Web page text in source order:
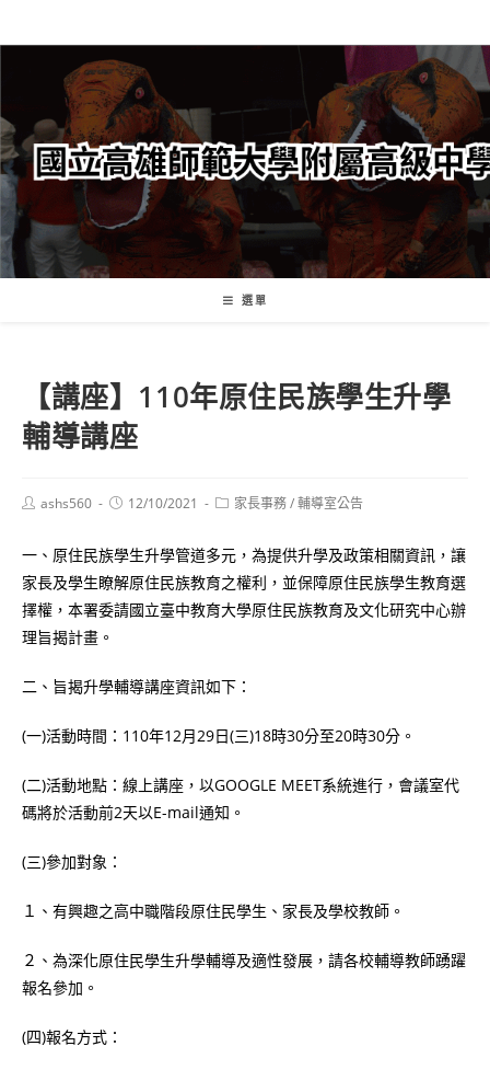
轉
要
內
容
選單
【講座】110年原住民族學生升學
輔導講座
Postashs560
Post12/10/2021
Post家長事務/輔導室公告
一、原住民族學生升學管道多元，為提供升學及政策相關資訊，讓
家長及學生瞭解原住民族教育之權利，並保障原住民族學生教育選
擇權，本署委請國立臺中教育大學原住民族教育及文化研究中心辦
理旨揭計畫。
二、旨揭升學輔導講座資訊如下：
(一)活動時間：110年12月29日(三)18時30分至20時30分。
(二)活動地點：線上講座，以GOOGLE MEET系統進行，會議室代
碼將於活動前2天以E-mail通知。
(三)參加對象：
１、有興趣之高中職階段原住民學生、家長及學校教師。
２、為深化原住民學生升學輔導及適性發展，請各校輔導教師踴躍
報名參加。
(四)報名方式：